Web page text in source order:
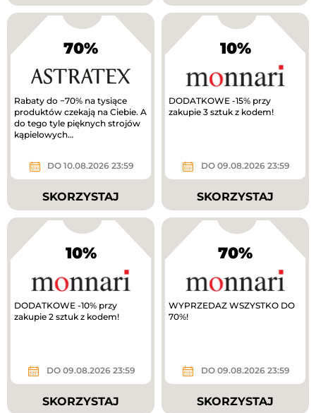
70%
Rabaty do −70% na tysiące
produktów czekają na Ciebie. A
do tego tyle pięknych strojów
kąpielowych…
DO 10.08.2026 23:59
SKORZYSTAJ
10%
DODATKOWE -15% przy
zakupie 3 sztuk z kodem!
DO 09.08.2026 23:59
SKORZYSTAJ
10%
DODATKOWE -10% przy
zakupie 2 sztuk z kodem!
DO 09.08.2026 23:59
SKORZYSTAJ
70%
WYPRZEDAZ WSZYSTKO DO
70%!
DO 09.08.2026 23:59
SKORZYSTAJ